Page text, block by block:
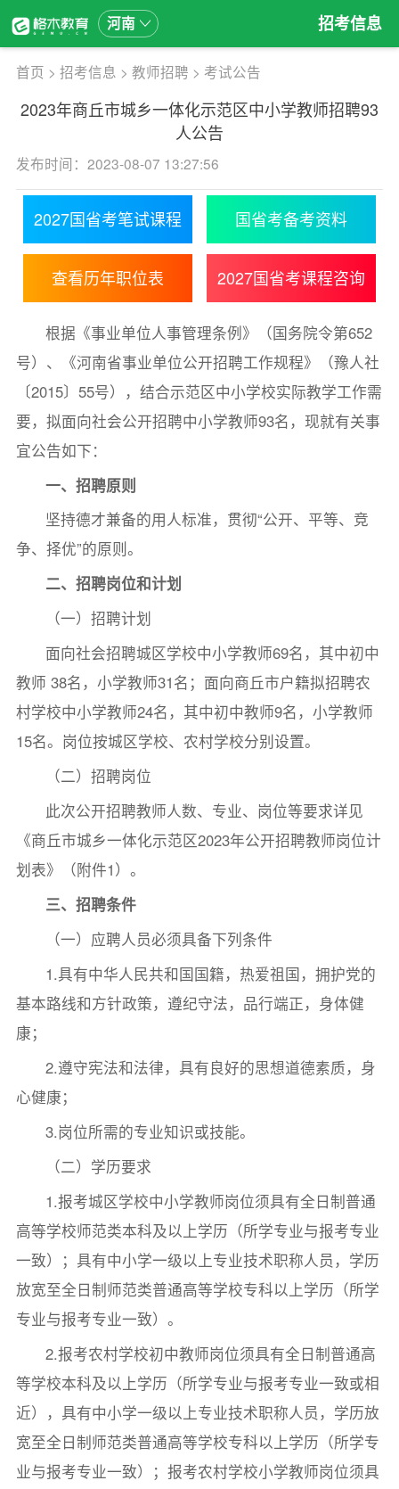
河南 招考信息
首页 > 招考信息 > 教师招聘 > 考试公告
2023年商丘市城乡一体化示范区中小学教师招聘93
人公告
发布时间：2023-08-07 13:27:56
2027国省考笔试课程 国省考备考资料
查看历年职位表 2027国省考课程咨询
根据《事业单位人事管理条例》（国务院令第652
号）、《河南省事业单位公开招聘工作规程》（豫人社
〔2015〕55号），结合示范区中小学校实际教学工作需
要，拟面向社会公开招聘中小学教师93名，现就有关事
宜公告如下：
一、招聘原则
坚持德才兼备的用人标准，贯彻“公开、平等、竞
争、择优”的原则。
二、招聘岗位和计划
（一）招聘计划
面向社会招聘城区学校中小学教师69名，其中初中
教师 38名，小学教师31名；面向商丘市户籍拟招聘农
村学校中小学教师24名，其中初中教师9名，小学教师
15名。岗位按城区学校、农村学校分别设置。
（二）招聘岗位
此次公开招聘教师人数、专业、岗位等要求详见
《商丘市城乡一体化示范区2023年公开招聘教师岗位计
划表》（附件1）。
三、招聘条件
（一）应聘人员必须具备下列条件
1.具有中华人民共和国国籍，热爱祖国，拥护党的
基本路线和方针政策，遵纪守法，品行端正，身体健
康；
2.遵守宪法和法律，具有良好的思想道德素质，身
心健康；
3.岗位所需的专业知识或技能。
（二）学历要求
1.报考城区学校中小学教师岗位须具有全日制普通
高等学校师范类本科及以上学历（所学专业与报考专业
一致）；具有中小学一级以上专业技术职称人员，学历
放宽至全日制师范类普通高等学校专科以上学历（所学
专业与报考专业一致）。
2.报考农村学校初中教师岗位须具有全日制普通高
等学校本科及以上学历（所学专业与报考专业一致或相
近），具有中小学一级以上专业技术职称人员，学历放
宽至全日制师范类普通高等学校专科以上学历（所学专
业与报考专业一致）；报考农村学校小学教师岗位须具